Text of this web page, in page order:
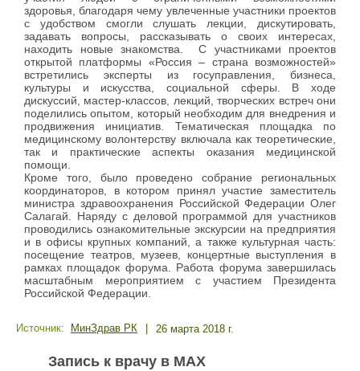
здоровья, благодаря чему увлеченные участники проектов
с удобством смогли слушать лекции, дискутировать,
задавать вопросы, рассказывать о своих интересах,
находить новые знакомства. С участниками проектов
открытой платформы «Россия – страна возможностей»
встретились эксперты из госуправления, бизнеса,
культуры и искусства, социальной сферы. В ходе
дискуссий, мастер-классов, лекций, творческих встреч они
поделились опытом, который необходим для внедрения и
продвижения инициатив. Тематическая площадка по
медицинскому волонтерству включала как теоретические,
так и практические аспекты оказания медицинской
помощи.
Кроме того, было проведено собрание региональных
координаторов, в котором принял участие заместитель
министра здравоохранения Российской Федерации Олег
Салагай. Наряду с деловой программой для участников
проводились ознакомительные экскурсии на предприятия
и в офисы крупных компаний, а также культурная часть:
посещение театров, музеев, концертные выступления в
рамках площадок форума. Работа форума завершилась
масштабным мероприятием с участием Президента
Российской Федерации.
Источник: МинЗдрав РК 26 марта 2018 г.
Запись к врачу в MAX